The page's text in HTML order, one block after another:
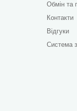
Обмін та
Контакти
Відгуки
Система